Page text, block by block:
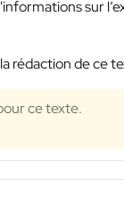
sur
rédaction de ce
ce texte.